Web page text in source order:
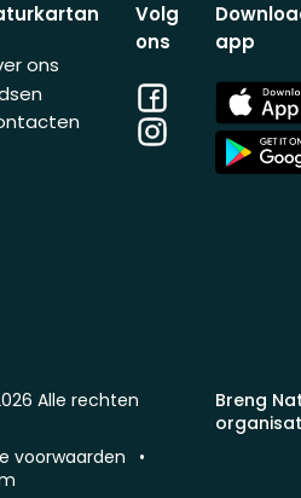
ons
Volg
ons
Facebook
Instagram
app
App
Store
App
Store
Breng
Alle rechten
voorwaarden